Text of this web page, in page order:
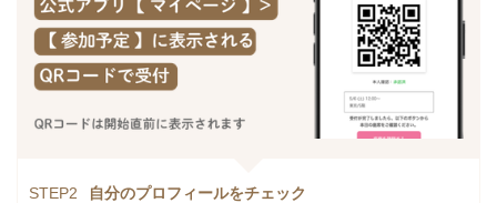
STEP2 自分のプロフィールをチェック